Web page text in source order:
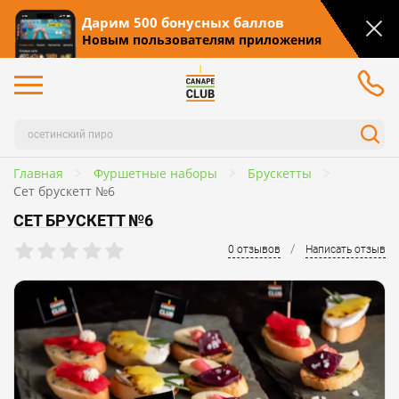
Дарим 500 бонусных баллов
Новым пользователям приложения
Главная Фуршетные наборы
Брускетты
Сет брускетт №6
СЕТ БРУСКЕТТ №6
0 отзывов / Написать отзыв